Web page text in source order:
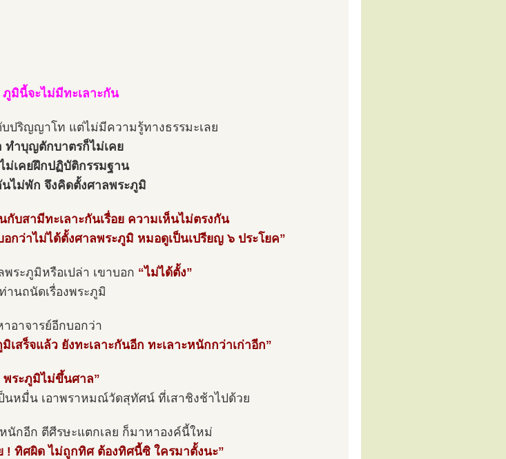
มินี้จะไม่มีทะเลาะกัน
ปริญญาโท แต่ไม่มีความรู้ทางธรรมะเลย
ทำบุญตักบาตรก็ไม่เคย
เคยฝึกปฏิบัติกรรมฐาน
ไม่พัก จึงคิดตั้งศาลพระภูมิ
กับสามีทะเลาะกันเรื่อย ความเห็นไม่ตรงกัน
ว่าไม่ได้ตั้งศาลพระภูมิ หมอดูเป็นเปรียญ ๖ ประโยค”
ระภูมิหรือเปล่า เขาบอก “ไม่ได้ตั้ง”
านถนัดเรื่องพระภูมิ
าอาจารย์อีกบอกว่า
เสร็จแล้ว ยังทะเลาะกันอีก ทะเลาะหนักกว่าเก่าอีก”
พระภูมิไม่ขึ้นศาล”
ป็นหมื่น เอาพราหมณ์วัดสุทัศน์ ที่เสาชิงช้าไปด้วย
นักอีก ตีศีรษะแตกเลย ก็มาหาองค์นี้ใหม่
! ทิศผิด ไม่ถูกทิศ ต้องทิศนี้ซิ ใครมาตั้งนะ”